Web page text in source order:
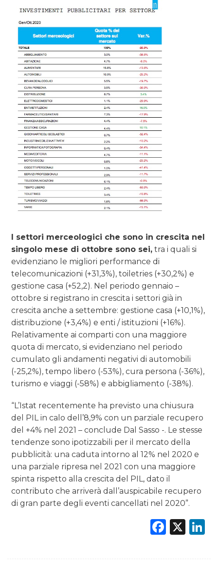
I settori merceologici che sono in crescita nel
singolo mese di ottobre sono sei, tra i quali si
evidenziano le migliori performance di
telecomunicazioni (+31,3%), toiletries (+30,2%) e
gestione casa (+52,2). Nel periodo gennaio –
ottobre si registrano in crescita i settori già in
crescita anche a settembre: gestione casa (+10,1%),
distribuzione (+3,4%) e enti / istituzioni (+16%).
Relativamente ai comparti con una maggiore
quota di mercato, si evidenziano nel periodo
cumulato gli andamenti negativi di automobili
(-25,2%), tempo libero (-53%), cura persona (-36%),
turismo e viaggi (-58%) e abbigliamento (-38%).
“L’Istat recentemente ha previsto una chiusura
del PIL in calo dell’8,9% con un parziale recupero
del +4% nel 2021 – conclude Dal Sasso -. Le stesse
tendenze sono ipotizzabili per il mercato della
pubblicità: una caduta intorno al 12% nel 2020 e
una parziale ripresa nel 2021 con una maggiore
spinta rispetto alla crescita del PIL, dato il
contributo che arriverà dall’auspicabile recupero
di gran parte degli eventi cancellati nel 2020”.
X